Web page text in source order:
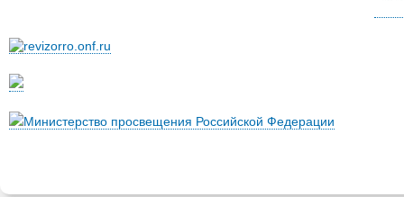
Министерство просвещения Российской Федерации